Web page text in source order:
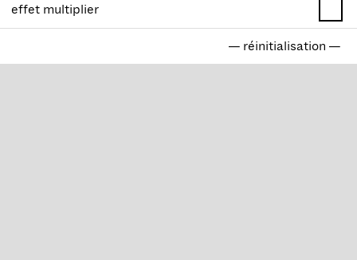
effet multiplier
— réinitialisation —